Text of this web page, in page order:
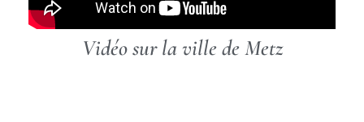
Vidéo sur la ville de Metz